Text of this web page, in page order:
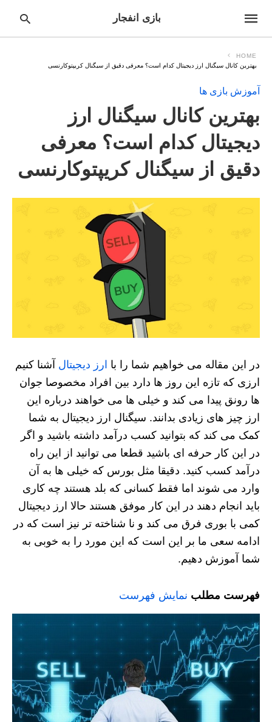
بازی انفجار
HOME
بهترین کانال سیگنال ارز دیجیتال کدام است؟ معرفی دقیق از سیگنال کریپتوکارنسی
آموزش بازی ها
بهترین کانال سیگنال ارز
دیجیتال کدام است؟ معرفی
دقیق از سیگنال کریپتوکارنسی
در این مقاله می خواهیم شما را با ارز دیجیتال آشنا کنیم
ارزی که تازه این روز ها دارد بین افراد مخصوصا جوان
ها رونق پیدا می کند و خیلی ها می خواهند درباره این
ارز چیز های زیادی بدانند. سیگنال ارز دیجیتال به شما
کمک می کند که بتوانید کسب درآمد داشته باشید و اگر
در این کار حرفه ای باشید قطعا می توانید از این راه
درآمد کسب کنید. دقیقا مثل بورس که خیلی ها به آن
وارد می شوند اما فقط کسانی که بلد هستند چه کاری
باید انجام دهند در این کار موفق هستند حالا ارز دیجیتال
کمی با بوری فرق می کند و نا شناخته تر نیز است که در
ادامه سعی ما بر این است که این مورد را به خوبی به
شما آموزش دهیم.
فهرست مطلب نمایش فهرست